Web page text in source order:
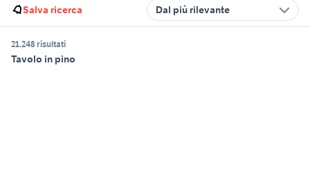
Salva ricerca Dal più rilevante
21.248 risultati
Tavolo in pino